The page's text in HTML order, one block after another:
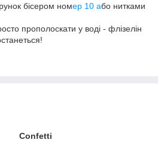
рунок бісером номер 10 або нитками
прополоскати у воді - флізелін
Confetti